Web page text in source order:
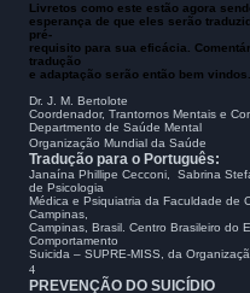
Livretos como este estão agora
esperança de que eles serão
pré-
requisito para sua eficácia.
tradução
e adaptação serão então bem vindos.
Dr. J. M. Bertolote
Coordenador, Trantornos Mentais e
Departmento de Saúde Mental
Organização Mundial da Saúde
Tradução para o Português:
Janaína Phillipe Cecconi, Sabrina
de Psicologia
Médica e Psiquiatria da Faculdade de
Campinas,
Campinas, Brasil. Centro Brasileiro do
Comportamento
Suicida – SUPRE-MISS, da
4
PREVENÇÃO DO SUICÍDIO